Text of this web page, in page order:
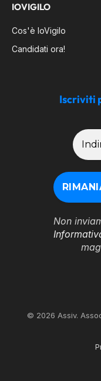
IOVIGILO
Cos'è IoVigilo
Candidati ora!
Iscriviti
Non
© 2026 Assiv.